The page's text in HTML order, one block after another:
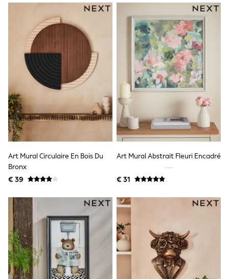
Pyjamas
Robes
Socks & Tights
All Bags & Accessories
Bags
All Occasionwear
All Partywear
Dresses
Shoes
Cardigans
Skirts
Shop all
Disney
Marvel
Paw Patrol
Gaming
Spider man
Trainers
Hoodies & Sweatshirts
T-Shirts & Vests
Leggings
Swim
adidas
Art Mural Circulaire En Bois Du
Bronx
€ 39
Art Mural Abstrait Fleuri Encadré
€ 31